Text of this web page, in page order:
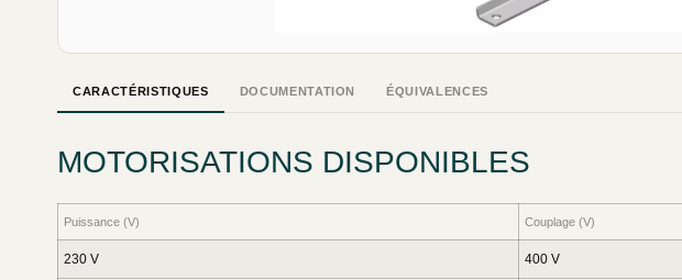
CARACTÉRISTIQUES DOCUMENTATION ÉQUIVALENCES
MOTORISATIONS DISPONIBLES
Puissance (V) Couplage (V)
230 V 400 V